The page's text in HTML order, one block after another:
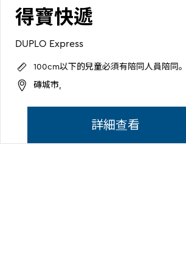
得寶快遞
DUPLO Express
100cm以下的兒童必須有陪同人員陪同。
磚城市,
詳細查看